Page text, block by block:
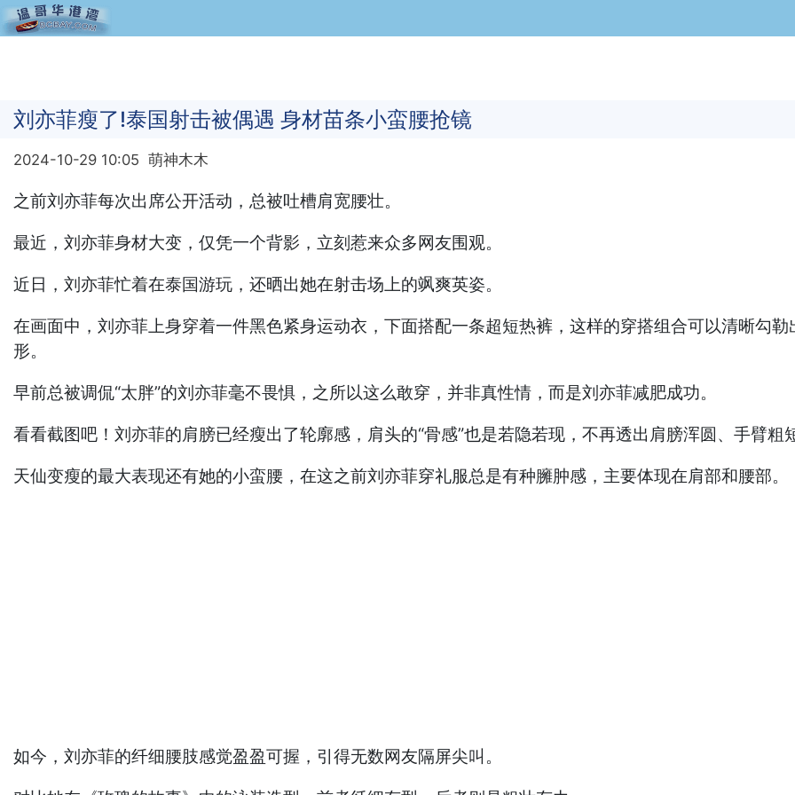
刘亦菲瘦了!泰国射击被偶遇 身材苗条小蛮腰抢镜
2024-10-29 10:05 萌神木木
之前刘亦菲每次出席公开活动，总被吐槽肩宽腰壮。
最近，刘亦菲身材大变，仅凭一个背影，立刻惹来众多网友围观。
近日，刘亦菲忙着在泰国游玩，还晒出她在射击场上的飒爽英姿。
在画面中，刘亦菲上身穿着一件黑色紧身运动衣，下面搭配一条超短热裤，这样的穿搭组合可以清晰勾
形。
早前总被调侃“太胖”的刘亦菲毫不畏惧，之所以这么敢穿，并非真性情，而是刘亦菲减肥成功。
看看截图吧！刘亦菲的肩膀已经瘦出了轮廓感，肩头的“骨感”也是若隐若现，不再透出肩膀浑圆、手臂粗
天仙变瘦的最大表现还有她的小蛮腰，在这之前刘亦菲穿礼服总是有种臃肿感，主要体现在肩部和腰部。
如今，刘亦菲的纤细腰肢感觉盈盈可握，引得无数网友隔屏尖叫。